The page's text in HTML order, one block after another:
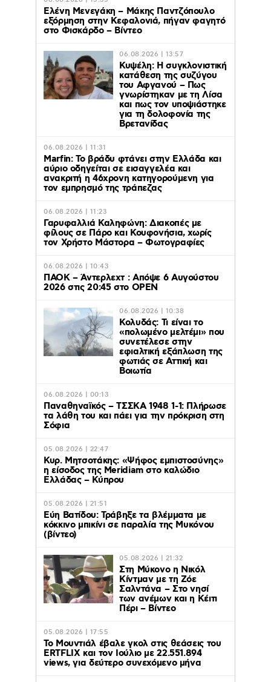
Ελένη Μενεγάκη – Μάκης Παντζόπουλο
εξόρμηση στην Κεφαλονιά, πήγαν φαγητό
στο Φισκάρδο – Βίντεο
06.08.2026 | 13:57
Κυψέλη: Η συγκλονιστική
κατάθεση της συζύγου
του Αφγανού – Πως
γνωρίστηκαν με τη Λίσα
και πως τον υποψιάστηκε
για τη δολοφονία της
Βρετανίδας
06.08.2026 | 11:31
Marfin: Το βράδυ φτάνει στην Ελλάδα και
αύριο οδηγείται σε εισαγγελέα και
ανακριτή η 46χρονη κατηγορούμενη για
τον εμπρησμό της τράπεζας
06.08.2026 | 11:23
Γαρυφαλλιά Καληφώνη: Διακοπές με
φίλους σε Πάρο και Κουφονήσια, χωρίς
τον Χρήστο Μάστορα – Φωτογραφίες
06.08.2026 | 10:43
ΠΑΟΚ – Άντερλεχτ : Απόψε 6 Αυγούστου
2026 στις 20:45 στο ΟΡΕΝ
06.08.2026 | 10:38
Κολυδάς: Τι είναι το
«πολωμένο μελτέμι» που
συνετέλεσε στην
εφιαλτική εξάπλωση της
φωτιάς σε Αττική και
Βοιωτία
06.08.2026 | 00:13
Παναθηναϊκός – ΤΣΣΚΑ 1948 1-1: Πλήρωσε
τα λάθη του και πάει για την πρόκριση στη
Σόφια
05.08.2026 | 22:47
Κυρ. Μητσοτάκης: «Ψήφος εμπιστοσύνης»
η είσοδος της Meridiam στο καλώδιο
Ελλάδας – Κύπρου
05.08.2026 | 21:51
Εύη Βατίδου: Τράβηξε τα βλέμματα με
κόκκινο μπικίνι σε παραλία της Μυκόνου
(βίντεο)
05.08.2026 | 21:32
Στη Μύκονο η Νικόλ
Κίντμαν με τη Ζόε
Σαλντάνα – Στο νησί
των ανέμων και η Κέιτι
Πέρι – Βίντεο
05.08.2026 | 17:55
Το Μουντιάλ έβαλε γκολ στις θεάσεις του
ERTFLIX και τον Ιούλιο με 22.551.894
views, για δεύτερο συνεχόμενο μήνα